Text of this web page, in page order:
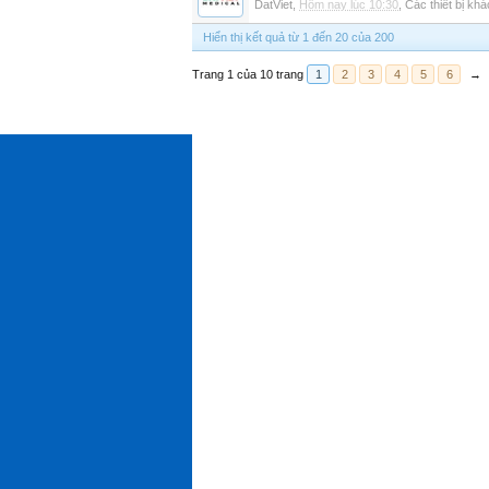
DatViet Hôm nay lúc 10:30 Các thiết bị
Hiển thị kết quả từ 1 đến 20 của 200
Trang 1 của 10 trang 1 2 3 4 5 6 →